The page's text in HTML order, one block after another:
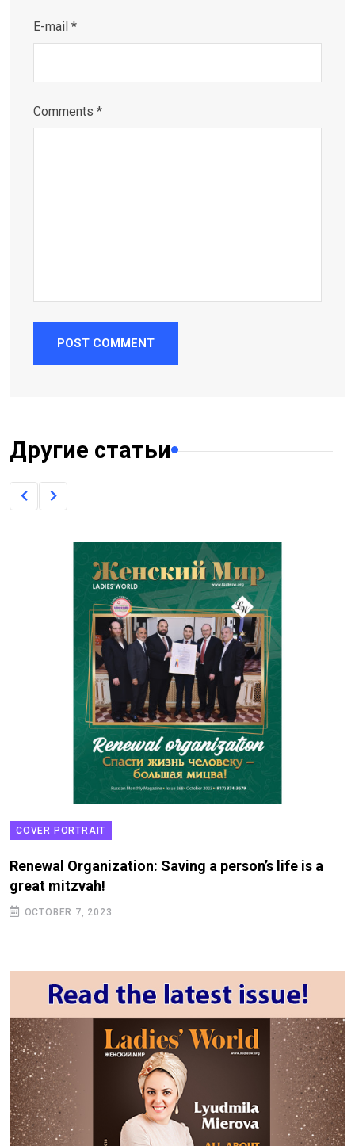
E-mail *
Comments *
POST COMMENT
Другие статьи
PORTRAIT
Organization: Saving a person’s life is a
mitzvah!
7, 2023